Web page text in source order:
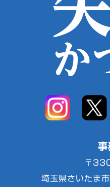
事
〒
埼玉県さいたま